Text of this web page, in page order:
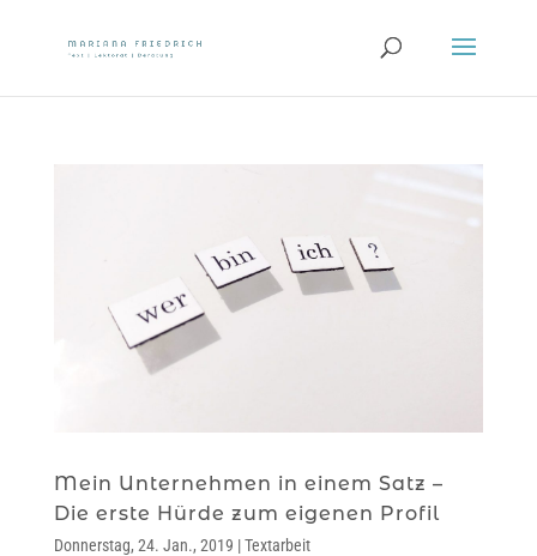
Mein Unternehmen in einem Satz –
Die erste Hürde zum eigenen Profil
Donnerstag, 24. Jan., 2019 |Textarbeit